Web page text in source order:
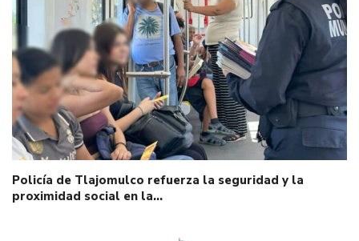
Policía de Tlajomulco refuerza la seguridad y la
proximidad social en la…